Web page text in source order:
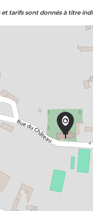
et tarifs sont donnés à titre